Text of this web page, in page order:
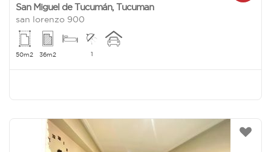
San Miguel de Tucumán, Tucuman
san lorenzo 900
50m2 36m2 1